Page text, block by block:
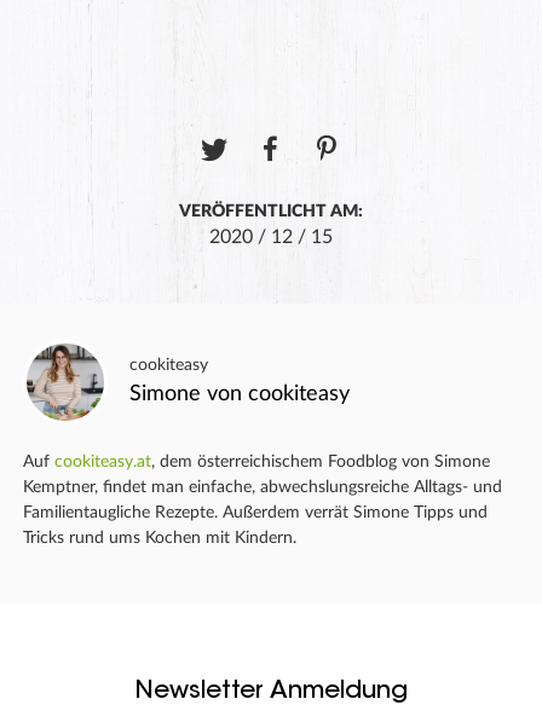
VERÖFFENTLICHT AM:
2020 / 12 / 15
cookiteasy
Simone von cookiteasy
Auf cookiteasy.at, dem österreichischem Foodblog von Simone
Kemptner, findet man einfache, abwechslungsreiche Alltags- und
Familientaugliche Rezepte. Außerdem verrät Simone Tipps und
Tricks rund ums Kochen mit Kindern.
Newsletter Anmeldung